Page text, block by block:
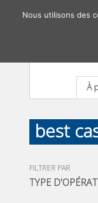
À
best
FILTRER PAR
TYPE
Nous utilisons des